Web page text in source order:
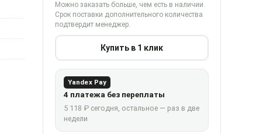
Можно заказать больше, чем есть в наличии.
Срок поставки дополнительного количества
подтвердит менеджер.
Купить в 1 клик
Yandex Pay
4 платежа без переплаты
5 118 ₽ сегодня, остальное — раз в две
недели